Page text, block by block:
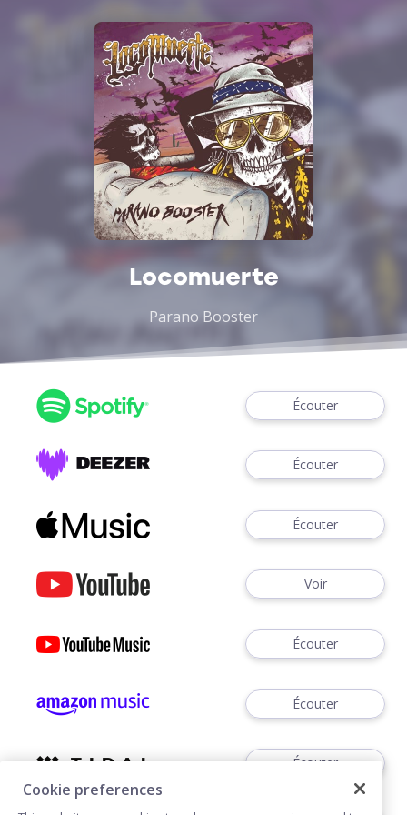
Locomuerte
Parano Booster
Écouter
Écouter
Écouter
Voir
Écouter
Écouter
Écouter
Cookie preferences